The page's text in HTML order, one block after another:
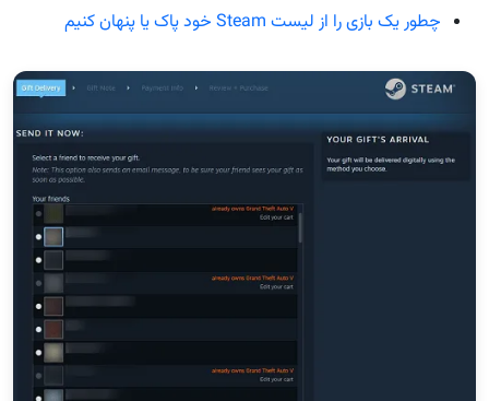
چطور یک بازی را از لیست Steam خود پاک یا پنهان کنیم